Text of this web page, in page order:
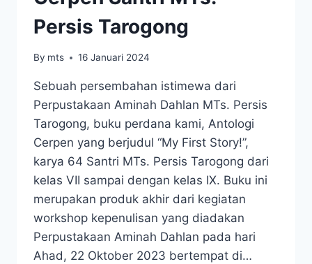
Persis Tarogong
By mts 16 Januari 2024
Sebuah persembahan istimewa dari
Perpustakaan Aminah Dahlan MTs. Persis
Tarogong, buku perdana kami, Antologi
Cerpen yang berjudul “My First Story!”,
karya 64 Santri MTs. Persis Tarogong dari
kelas VII sampai dengan kelas IX. Buku ini
merupakan produk akhir dari kegiatan
workshop kepenulisan yang diadakan
Perpustakaan Aminah Dahlan pada hari
Ahad, 22 Oktober 2023 bertempat di…